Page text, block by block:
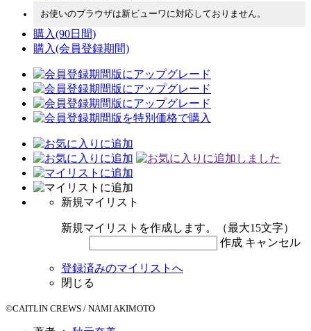
お使いのブラウザは新ビューワに対応しておりません。
購入(90日間)
購入(会員登録期間)
新規マイリスト
新規マイリストを作成します。（最大15文字）
作成 キャンセル
登録済みのマイリストへ
閉じる
©CAITLIN CREWS / NAMI AKIMOTO